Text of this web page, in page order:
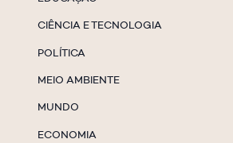
CIÊNCIA E TECNOLOGIA
POLÍTICA
MEIO AMBIENTE
MUNDO
ECONOMIA